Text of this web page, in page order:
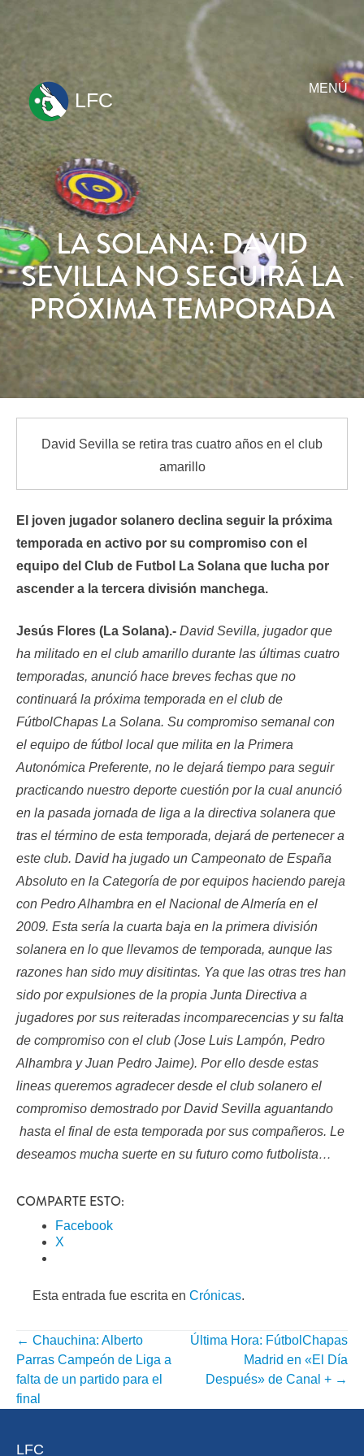
MENÚ
ir
al
contenido
LFC
LA SOLANA: DAVID
SEVILLA NO SEGUIRÁ LA
PRÓXIMA TEMPORADA
David Sevilla se retira tras cuatro años en el club
amarillo
El joven jugador solanero declina seguir la próxima
temporada en activo por su compromiso con el
equipo del Club de Futbol La Solana que lucha por
ascender a la tercera división manchega.
Jesús Flores (La Solana).- David Sevilla, jugador que
ha militado en el club amarillo durante las últimas cuatro
temporadas, anunció hace breves fechas que no
continuará la próxima temporada en el club de
FútbolChapas La Solana. Su compromiso semanal con
el equipo de fútbol local que milita en la Primera
Autonómica Preferente, no le dejará tiempo para seguir
practicando nuestro deporte cuestión por la cual anunció
en la pasada jornada de liga a la directiva solanera que
tras el término de esta temporada, dejará de pertenecer a
este club. David ha jugado un Campeonato de España
Absoluto en la Categoría de por equipos haciendo pareja
con Pedro Alhambra en el Nacional de Almería en el
2009. Esta sería la cuarta baja en la primera división
solanera en lo que llevamos de temporada, aunque las
razones han sido muy disitintas. Ya que las otras tres han
sido por expulsiones de la propia Junta Directiva a
jugadores por sus reiteradas incomparecencias y su falta
de compromiso con el club (Jose Luis Lampón, Pedro
Alhambra y Juan Pedro Jaime). Por ello desde estas
lineas queremos agradecer desde el club solanero el
compromiso demostrado por David Sevilla aguantando
hasta el final de esta temporada por sus compañeros. Le
deseamos mucha suerte en su futuro como futbolista…
COMPARTE ESTO:
Facebook
X
Esta entrada fue escrita en Crónicas.
NAVEGACIÓN
POR
ENTRADA
← Chauchina: Alberto
Parras Campeón de Liga a
falta de un partido para el
final
Última Hora: FútbolChapas
Madrid en «El Día
Después» de Canal + →
LFC